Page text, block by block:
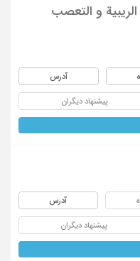
و التعصب
آدرس
پیشنهاد دیگران
آدرس
پیشنهاد دیگران